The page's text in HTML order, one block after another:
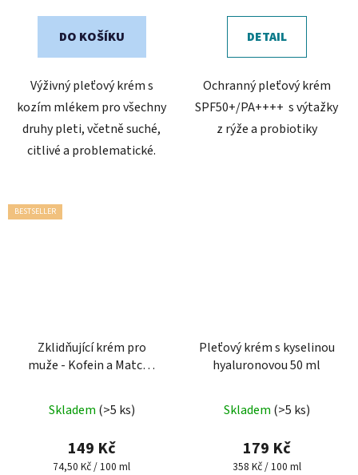
DO KOŠÍKU
Výživný pleťový krém s
kozím mlékem pro všechny
druhy pleti, včetně suché,
citlivé a problematické.
DETAIL
Ochranný pleťový krém
SPF50+/PA++++ s výtažky
z rýže a probiotiky
BESTSELLER
Zklidňující krém pro
muže - Kofein a Matcha
Skladem (>5 ks)
149 Kč
Měrná
74,50 Kč / 100 ml
Pleťový krém s kyselinou
hyaluronovou 50 ml
hodnocení
produktu
je
Skladem (>5 ks)
179 Kč
Měrná
358 Kč / 100 ml